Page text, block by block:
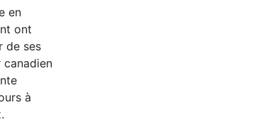
en
ont
de ses
canadien
à